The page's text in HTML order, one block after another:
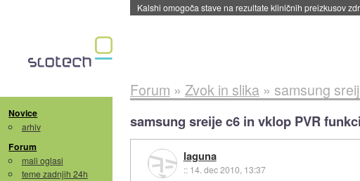
Kalshi omogoča stave na rezultate kliničnih preizkusov
Novice
arhiv
Forum
mali oglasi
teme zadnjih 24h
Forum » Zvok in slika» samsung
samsung sreije c6 in vklop PVR
laguna
:: 14. dec 2010, 13:37